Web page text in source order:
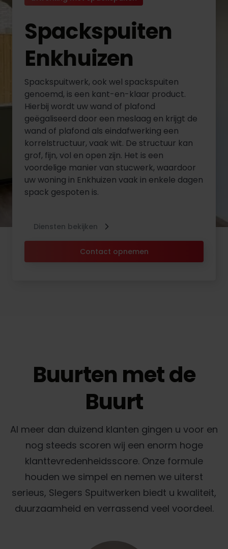
Spackspuiten
Enkhuizen
Spackspuitwerk, ook wel spackspuiten
genoemd, is een kant-en-klaar product.
Hierbij wordt uw wand of plafond
geëgaliseerd door een meslaag en krijgt de
wand of plafond als eindafwerking een
korrelstructuur, vaak wit. De structuur kan
grof, fijn, vol en open zijn. Het is een
voordelige manier van stucwerk, waardoor
uw woning in Enkhuizen vaak in enkele dagen
spack gespoten is.
Contact opnemen
Diensten bekijken
Buurten met de
Buurt
Al meer dan duizend klanten gingen u voor en
nog steeds scoren wij een enorm hoge
klanttevredenheidsscore. Onze formule
houden we simpel en nemen we uiterst
serieus, Slegers Spuitwerken biedt u kwaliteit,
duurzaamheid en verrassend veel voordeel.